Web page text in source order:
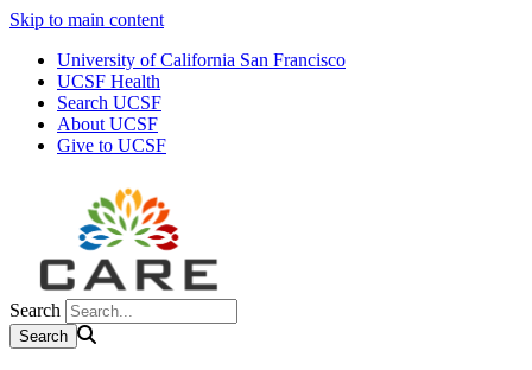
Skip to main content
University of California San Francisco
UCSF Health
Search UCSF
About UCSF
Give to UCSF
Search